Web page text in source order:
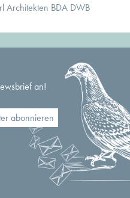
Architekten BDA DWB
an!